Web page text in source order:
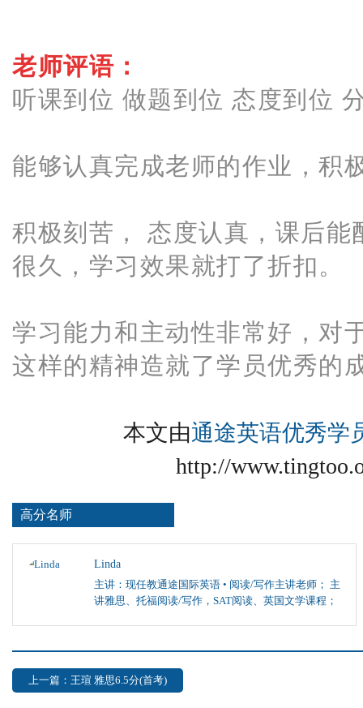
老师评语：
听课到位 做题到位 态度到位
能够认真完成老师的作业，积
积极刻苦， 态度认真，课后
很久，学习效果就打了折扣。
学习能力和主动性非常好，对
这样的精神造就了学员优秀的
本文由通途英语优秀学
http://
高分名师
Linda
主讲：现任教通途国际英语 • 阅读/写作主讲老师； 主
讲雅思、托福阅读/写作，SAT阅读、英国文学课程；
上一篇：王瑄 雅思6.5分(首考)